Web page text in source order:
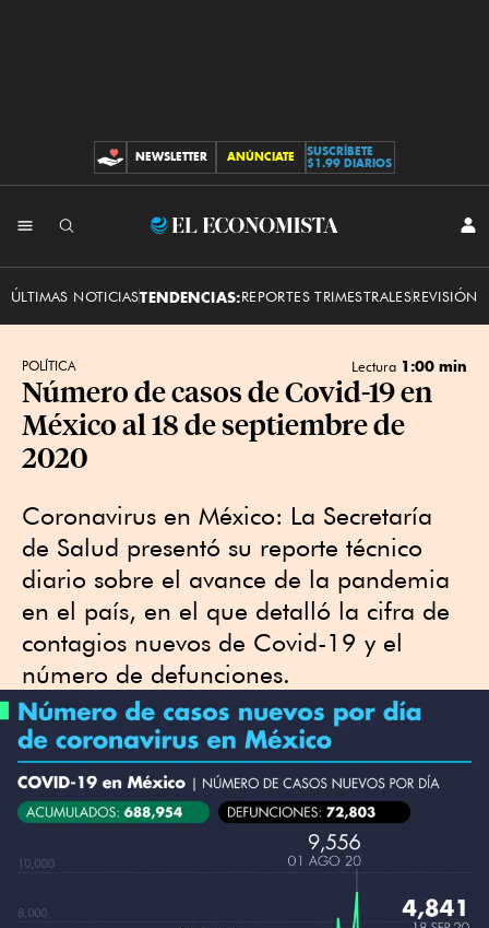
CONTRIBUCIONES
NEWSLETTER ANÚNCIATE
SUSCRÍBETE
$1.99 DIARIOS
El
ÚLTIMAS NOTICIASTENDENCIAS:REPORTES TRIMESTRALESREVISIÓN
POLÍTICA Lectura 1:00 min
Número de casos de Covid-19 en
México al 18 de septiembre de
2020
Coronavirus en México: La Secretaría
de Salud presentó su reporte técnico
diario sobre el avance de la pandemia
en el país, en el que detalló la cifra de
contagios nuevos de Covid-19 y el
número de defunciones.